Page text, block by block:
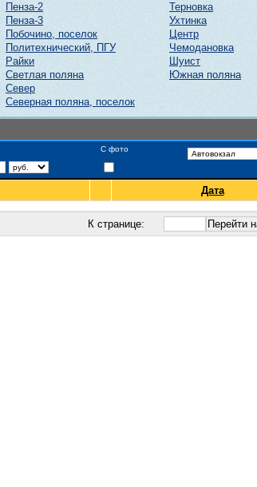
Пенза-2
Пенза-3
Побочино, поселок
Политехнический, ПГУ
Райки
Светлая поляна
Север
Северная поляна, поселок
Терновка
Ухтинка
Центр
Чемодановка
Шуист
Южная поляна
С фото
Дата
К странице: